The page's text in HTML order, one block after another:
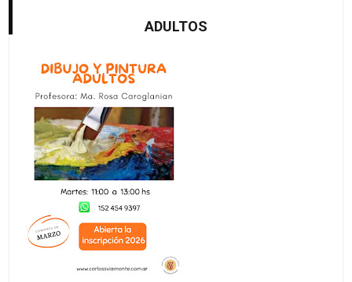
ADULTOS